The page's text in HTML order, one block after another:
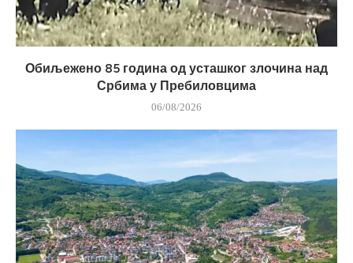
Обиљежено 85 година од усташког злочина над
Србима у Пребиловцима
06/08/2026